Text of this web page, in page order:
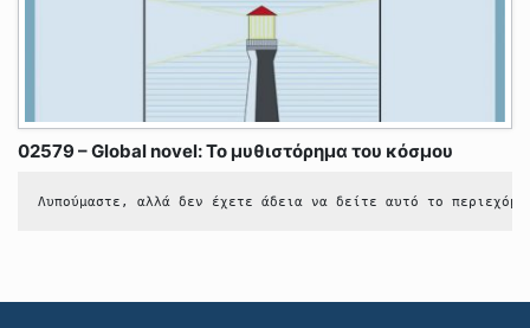
02579 – Global novel: Το μυθιστόρημα του κόσμου
Λυπούμαστε, αλλά δεν έχετε άδεια να δείτε αυτό το